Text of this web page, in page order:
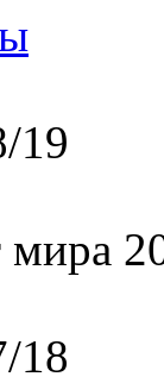
19
18